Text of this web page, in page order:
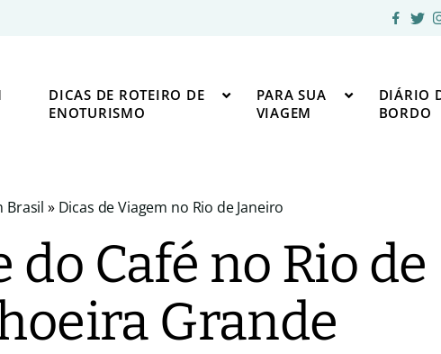
DICAS DE ROTEIRO DE
ENOTURISMO
PARA SUA
VIAGEM
DIÁRIO
BORDO
Brasil » Dicas de Viagem no Rio de Janeiro
do Café no Rio de
Grande